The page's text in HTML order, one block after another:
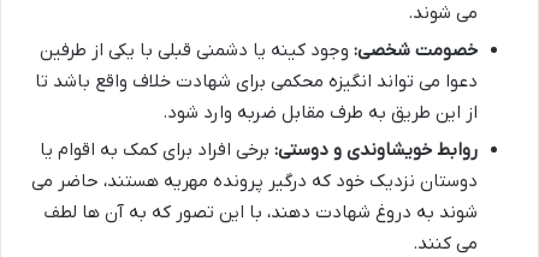
می شوند.
خصومت شخصی: وجود کینه یا دشمنی قبلی با یکی از طرفین
دعوا می تواند انگیزه محکمی برای شهادت خلاف واقع باشد تا
از این طریق به طرف مقابل ضربه وارد شود.
روابط خویشاوندی و دوستی: برخی افراد برای کمک به اقوام یا
دوستان نزدیک خود که درگیر پرونده مهریه هستند، حاضر می
شوند به دروغ شهادت دهند، با این تصور که به آن ها لطف
می کنند.